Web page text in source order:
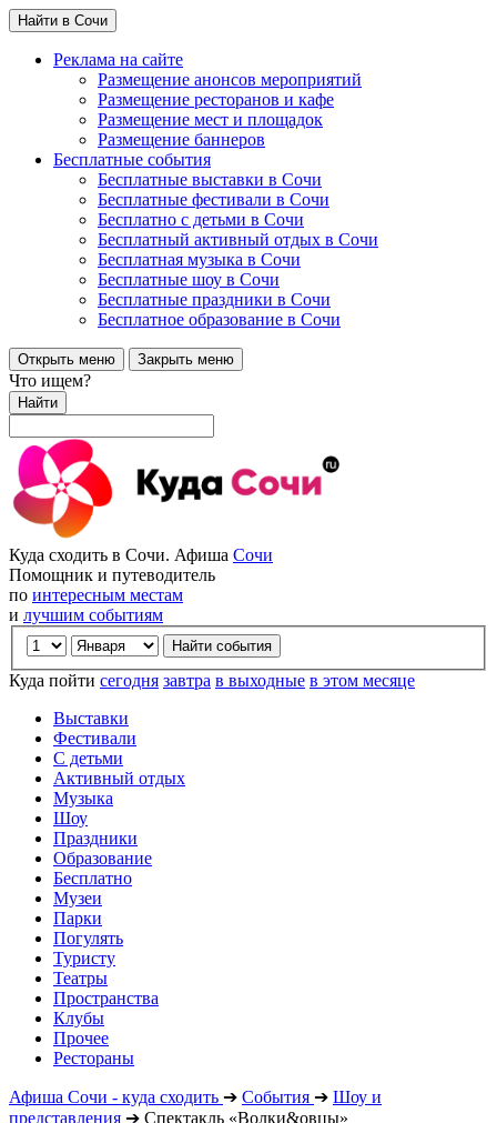
Найти в Сочи
Реклама на сайте
Размещение анонсов мероприятий
Размещение ресторанов и кафе
Размещение мест и площадок
Размещение баннеров
Бесплатные события
Бесплатные выставки в Сочи
Бесплатные фестивали в Сочи
Бесплатно с детьми в Сочи
Бесплатный активный отдых в Сочи
Бесплатная музыка в Сочи
Бесплатные шоу в Сочи
Бесплатные праздники в Сочи
Бесплатное образование в Сочи
Открыть меню Закрыть меню
Что ищем?
Найти
Куда сходить в Сочи. Афиша Сочи
Помощник и путеводитель
по интересным местам
и лучшим событиям
Куда пойти сегодня завтра в выходные в этом месяце
Выставки
Фестивали
С детьми
Активный отдых
Музыка
Шоу
Праздники
Образование
Бесплатно
Музеи
Парки
Погулять
Туристу
Театры
Пространства
Клубы
Прочее
Рестораны
Афиша Сочи - куда сходить ➔ События ➔ Шоу и
представления ➔ Спектакль «Волки&овцы»